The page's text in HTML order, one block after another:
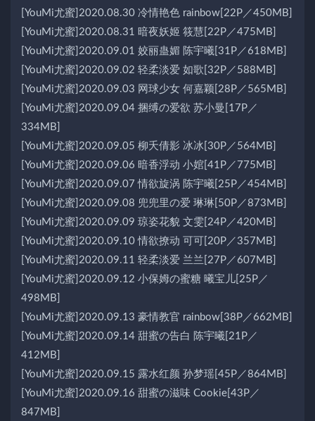
[YouMi尤蜜]2020.08.30 冷情艳色 rainbow[22P／450MB]
[YouMi尤蜜]2020.08.31 暗夜妖姬 筱慧[22P／475MB]
[YouMi尤蜜]2020.09.01 姣丽蛊媚 陈宇曦[31P／618MB]
[YouMi尤蜜]2020.09.02 轻柔淡爱 如歌[32P／588MB]
[YouMi尤蜜]2020.09.03 网球少女 何嘉颖[28P／565MB]
[YouMi尤蜜]2020.09.04 捆缚の爱欲 苏小曼[17P／
334MB]
[YouMi尤蜜]2020.09.05 柳夭倩影 冰冰[30P／564MB]
[YouMi尤蜜]2020.09.06 暗香浮动 小婠[41P／775MB]
[YouMi尤蜜]2020.09.07 情欲旋涡 陈宇曦[25P／454MB]
[YouMi尤蜜]2020.09.08 兜兜里の爱 琳琳[50P／873MB]
[YouMi尤蜜]2020.09.09 琼姿花貌 文雯[24P／420MB]
[YouMi尤蜜]2020.09.10 情欲撩动 可可[20P／357MB]
[YouMi尤蜜]2020.09.11 轻柔淡爱 兰兰[27P／607MB]
[YouMi尤蜜]2020.09.12 小保姆の蜜糖 曦宝儿[25P／
498MB]
[YouMi尤蜜]2020.09.13 豪情教官 rainbow[38P／662MB]
[YouMi尤蜜]2020.09.14 甜蜜の告白 陈宇曦[21P／
412MB]
[YouMi尤蜜]2020.09.15 露水红颜 孙梦瑶[45P／864MB]
[YouMi尤蜜]2020.09.16 甜蜜の滋味 Cookie[43P／
847MB]